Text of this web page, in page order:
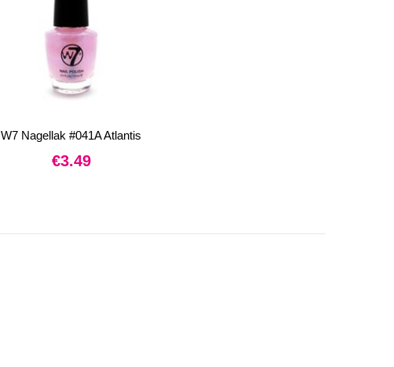
W7 Nagellak #041A Atlantis
€3.49